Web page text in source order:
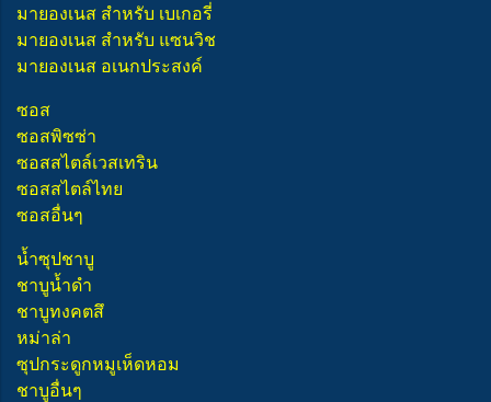
มายองเนส สำหรับ เบเกอรี่
มายองเนส สำหรับ แซนวิช
มายองเนส อเนกประสงค์
ซอส
ซอสพิซซ่า
ซอสสไตล์เวสเทริน
ซอสสไตล์ไทย
ซอสอื่นๆ
น้ำซุปชาบู
ชาบูน้ำดำ
ชาบูทงคตสึ
หม่าล่า
ซุปกระดูกหมูเห็ดหอม
ชาบูอื่นๆ